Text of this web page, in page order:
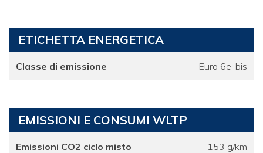
ETICHETTA ENERGETICA
Classe di emissione Euro 6e-bis
EMISSIONI E CONSUMI WLTP
Emissioni CO2 ciclo misto 153 g/km